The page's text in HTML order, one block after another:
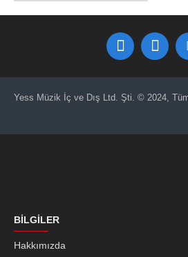
Yess Müzik İç ve Dış Ltd. Şti. © 2024, Tüm
BILGILER
Hakkımızda